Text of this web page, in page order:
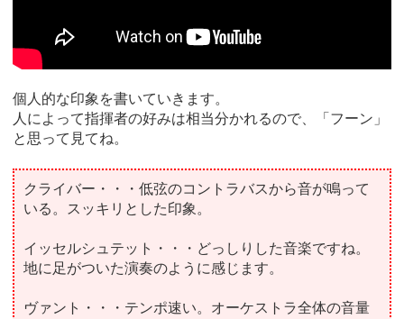
個人的な印象を書いていきます。
人によって指揮者の好みは相当分かれるので、「フーン」
と思って見てね。
クライバー・・・低弦のコントラバスから音が鳴って
いる。スッキリとした印象。
イッセルシュテット・・・どっしりした音楽ですね。
地に足がついた演奏のように感じます。
ヴァント・・・テンポ速い。オーケストラ全体の音量